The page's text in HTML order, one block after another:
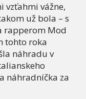
vzťahmi vážne,
už bola – s
rapperom Mod
tohto roka
náhradu v
náhradníčka za